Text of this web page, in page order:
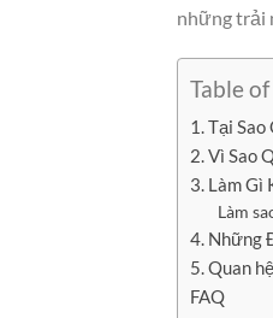
những trải
Table
1. Tại
2. Vì Sao
3. Làm Gì
Làm
4. Những
5. Quan
FAQ